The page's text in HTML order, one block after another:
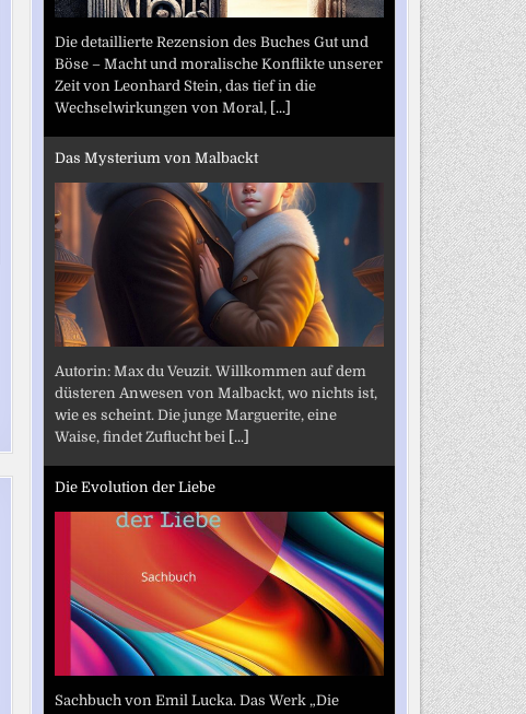
Die detaillierte Rezension des Buches Gut und
Böse – Macht und moralische Konflikte unserer
Zeit von Leonhard Stein, das tief in die
Wechselwirkungen von Moral, [...]
Das Mysterium von Malbackt
Autorin: Max du Veuzit. Willkommen auf dem
düsteren Anwesen von Malbackt, wo nichts ist,
wie es scheint. Die junge Marguerite, eine
Waise, findet Zuflucht bei [...]
Die Evolution der Liebe
Sachbuch von Emil Lucka. Das Werk „Die